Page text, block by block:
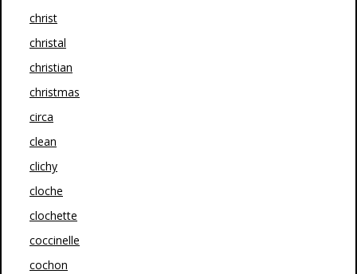
christ
christal
christian
christmas
circa
clean
clichy
cloche
clochette
coccinelle
cochon